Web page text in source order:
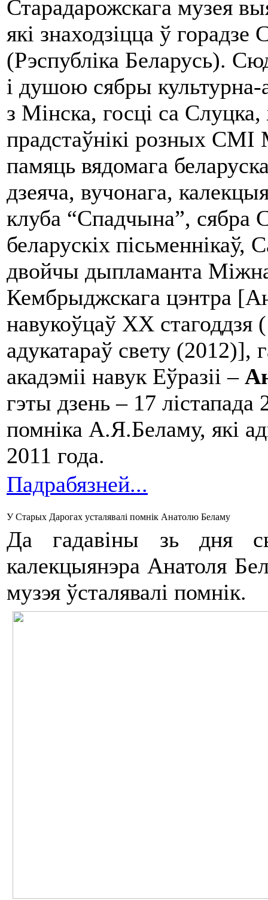
Старадарожскага музея
які знаходзіцца ў
(Рэспубліка Беларусь).
і душою сябры культурна-
з Мінска, госці са
прадстаўнікі розных
памяць вядомага
дзеяча, вучонага,
клуба “Спадчына”, сябра
беларускіх пісьменнікаў,
двойчы дыпламанта
Кембрыджскага цэнтра
навукоўцаў ХХ
адукатараў свету (2012)],
акадэміі навук Еўразіі –
гэты дзень – 17
помніка А.Я.Беламу, які
2011 года.
Падрабязней...
У Старых Дарогах усталявалі помнік Анатолю Беламу
Да гадавіны зь дня
калекцыянэра Анатоля
музэя ўсталявалі помнік.